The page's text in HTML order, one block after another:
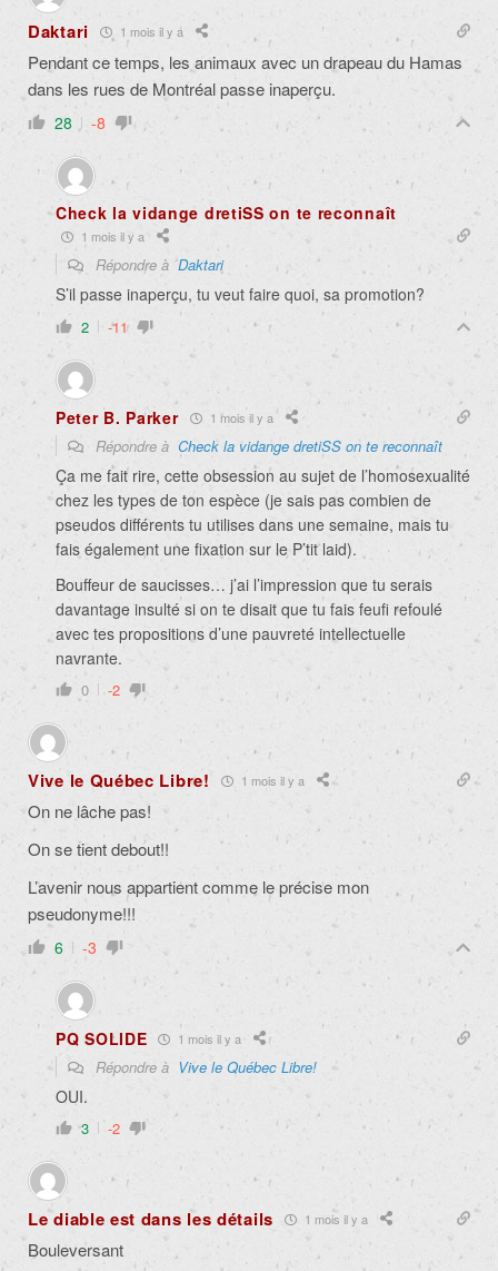
Daktari 1 mois il y a
Pendant ce temps, les animaux avec un drapeau du Hamas
dans les rues de Montréal passe inaperçu.
28 -8
Check la vidange dretiSS on te reconnaît
1 mois il y a
Répondre àDaktari
S’il passe inaperçu, tu veut faire quoi, sa promotion?
2 -11
Peter B. Parker 1 mois il y a
Répondre à Check la vidange dretiSS on te reconnaît
Ça me fait rire, cette obsession au sujet de l’homosexualité
chez les types de ton espèce (je sais pas combien de
pseudos différents tu utilises dans une semaine, mais tu
fais également une fixation sur le P’tit laid).
Bouffeur de saucisses… j’ai l’impression que tu serais
davantage insulté si on te disait que tu fais feufi refoulé
avec tes propositions d’une pauvreté intellectuelle
navrante.
0 -2
Vive le Québec Libre! 1 mois il y a
On ne lâche pas!
On se tient debout!!
L’avenir nous appartient comme le précise mon
pseudonyme!!!
6 -3
PQ SOLIDE 1 mois il y a
Répondre à Vive le Québec Libre!
OUI.
3 -2
Le diable est dans les détails 1 mois il y a
Bouleversant